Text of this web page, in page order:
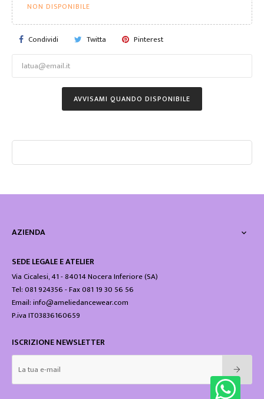
NON DISPONIBILE
Condividi Twitta Pinterest
AVVISAMI QUANDO DISPONIBILE
AZIENDA 
SEDE LEGALE E ATELIER
Via Cicalesi, 41 - 84014 Nocera Inferiore (SA)
Tel: 081 924356 - Fax 081 19 30 56 56
Email: info@ameliedancewear.com
P.iva IT03836160659
ISCRIZIONE NEWSLETTER